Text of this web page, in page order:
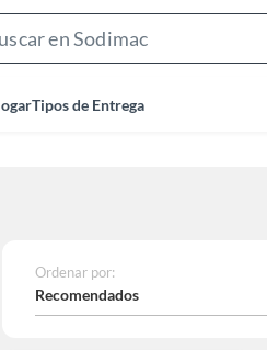
Tipos de Entrega
Ordenar por:
Recomendados